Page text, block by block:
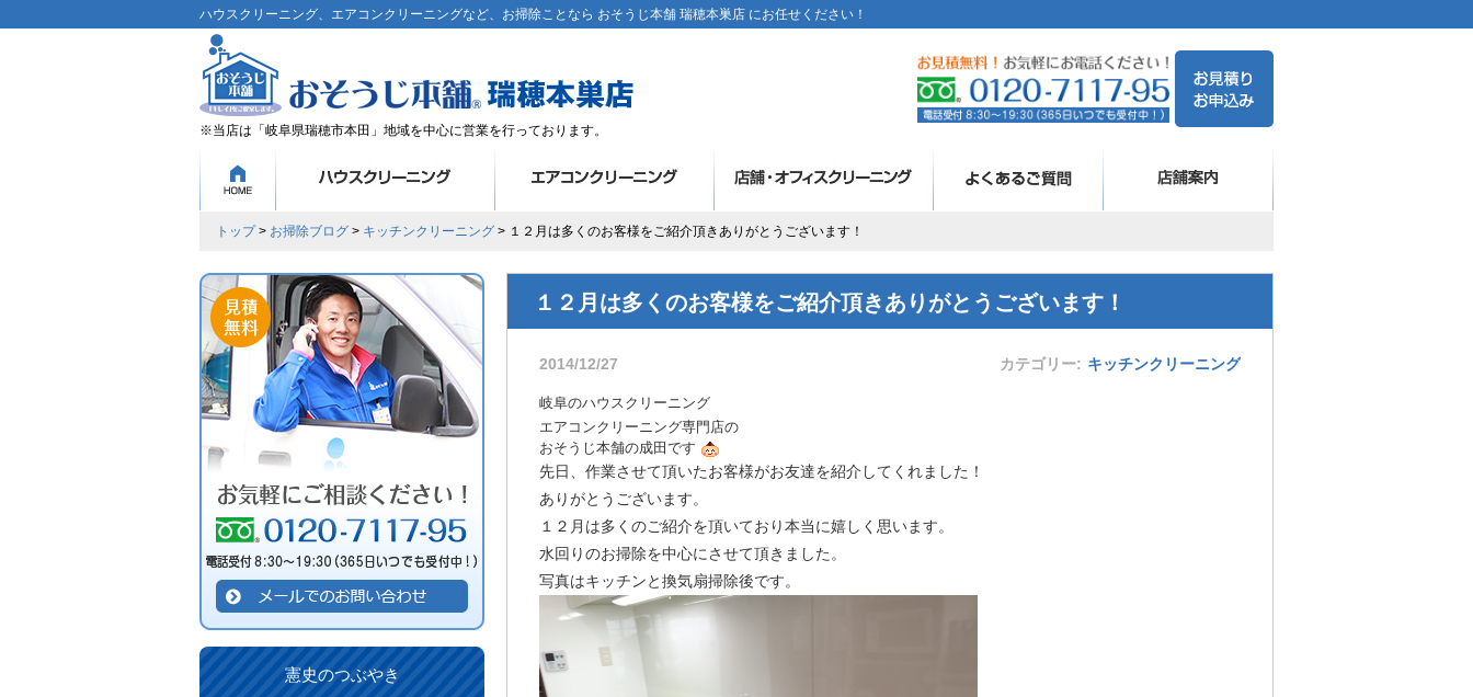
ハウスクリーニング、エアコンクリーニングなど、お掃除ことなら おそうじ本舗 瑞穂本巣店 にお任せください！
※当店は「岐阜県瑞穂市本田」地域を中心に営業を行っております。
トップ> お掃除ブログ > キッチンクリーニング > １２月は多くのお客様をご紹介頂きありがとうございます！
１２月は多くのお客様をご紹介頂きありがとうございます！
2014/12/27 カテゴリー キッチンクリーニング
岐阜のハウスクリーニング
エアコンクリーニング専門店の
おそうじ本舗の成田です
先日、作業させて頂いたお客様がお友達を紹介してくれました！
ありがとうございます。
１２月は多くのご紹介を頂いており本当に嬉しく思います。
水回りのお掃除を中心にさせて頂きました。
写真はキッチンと換気扇掃除後です。
憲史のつぶやき